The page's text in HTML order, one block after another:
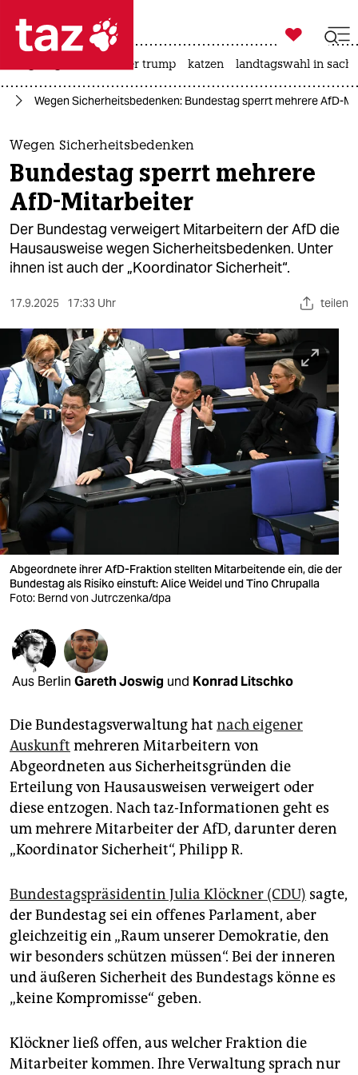
 taz zahl ich
taz zahl ich
themen
politik
öko
gesellschaft
sport
berlin
nord
wahrheit
verlag
verlag
veranstaltungen
shop
fragen & hilfe
unterstützen
abo
genossenschaft
epaper login

taz zahl ich
usa unter trump katzen landtagswahl in
Wegen Sicherheitsbedenken: Bundestag sperrt mehrere AfD-
Wegen Sicherheitsbedenken
Bundestag sperrt mehrere
AfD-Mitarbeiter
Der Bundestag verweigert Mitarbeitern der AfD die
Hausausweise wegen Sicherheitsbedenken. Unter
ihnen ist auch der „Koordinator Sicherheit“.
17.9.2025 17:33 Uhr teilen
Abgeordnete ihrer AfD-Fraktion stellten Mitarbeitende ein, die der
Bundestag als Risiko einstuft: Alice Weidel und Tino Chrupalla
Foto: Bernd von Jutrczenka/dpa
Aus Berlin Gareth Joswig und Konrad Litschko
Die Bundestagsverwaltung hat nach eigener
Auskunft mehreren Mitarbeitern von
Abgeordneten aus Sicherheitsgründen die
Erteilung von Hausausweisen verweigert oder
diese entzogen. Nach taz-Informationen geht es
um mehrere Mitarbeiter der AfD, darunter deren
„Koordinator Sicherheit“, Philipp R.
Bundestagspräsidentin Julia Klöckner (CDU) sagte,
der Bundestag sei ein offenes Parlament, aber
gleichzeitig ein „Raum unserer Demokratie, den
wir besonders schützen müssen“. Bei der inneren
und äußeren Sicherheit des Bundestags könne es
„keine Kompromisse“ geben.
Klöckner ließ offen, aus welcher Fraktion die
Mitarbeiter kommen. Ihre Verwaltung sprach nur